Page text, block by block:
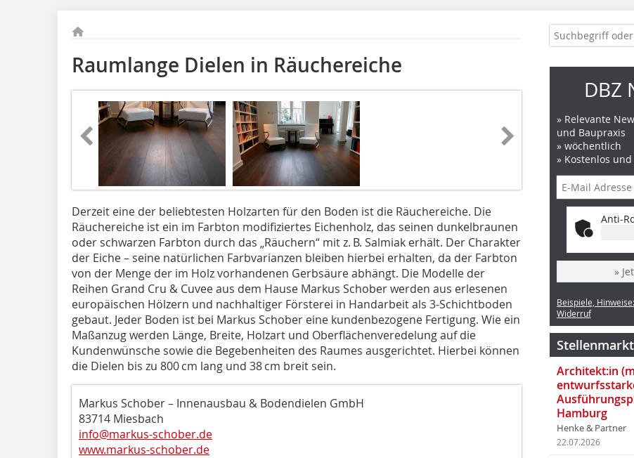
Raumlange Dielen in Räuchereiche
Derzeit eine der beliebtesten Holzarten für den Boden ist die Räucher­eiche. Die
Räuchereiche ist ein im Farbton modifiziertes Eichenholz, das seinen dunkelbraunen
oder schwarzen Farbton durch das „Räuchern“ mit z. B. Salmiak erhält. Der Charakter
der Eiche – seine natürlichen Farbvarianzen bleiben hierbei erhalten, da der Farbton
von der Menge der im Holz vorhandenen Gerbsäure abhängt. Die Modelle der
Reihen Grand Cru & Cuvee aus dem Hause Markus Schober werden aus erlesenen
europäischen Hölzern und nachhaltiger Försterei in Handarbeit als 3-Schichtboden
gebaut. Jeder Boden ist bei Markus Schober eine kundenbezogene Fertigung. Wie ein
Maßanzug werden Länge, Breite, Holzart und Oberflächenveredelung auf die
Kundenwünsche sowie die Begebenheiten des Raumes ausgerichtet. Hierbei können
die Dielen bis zu 800 cm lang und 38 cm breit sein.
Markus Schober – Innenausbau & Bodendielen GmbH
83714 Miesbach
info@markus-schober.de
www.markus-schober.de
DBZ
» Relevante
und Baupraxis
» wöchentlich
» Kostenlos
Anti-
»
Beispiele,
Widerruf
Architekt:in
Hamburg
Henke & Partner
22.07.2026